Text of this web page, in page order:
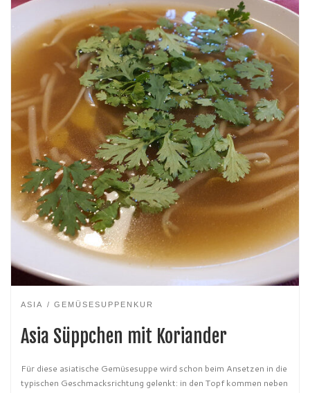
ASIA GEMÜSESUPPENKUR
Asia Süppchen mit Koriander
Für diese asiatische Gemüsesuppe wird schon beim Ansetzen in die
typischen Geschmacksrichtung gelenkt: in den Topf kommen neben